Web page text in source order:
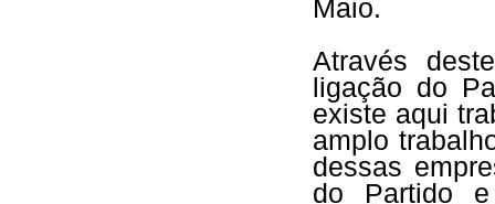
Maio.
Através
ligação do
existe aqui
amplo
dessas
do Partido